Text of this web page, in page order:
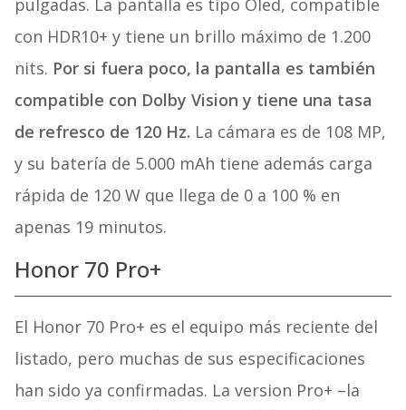
pulgadas. La pantalla es tipo Oled, compatible
con HDR10+ y tiene un brillo máximo de 1.200
nits. Por si fuera poco, la pantalla es también
compatible con Dolby Vision y tiene una tasa
de refresco de 120 Hz. La cámara es de 108 MP,
y su batería de 5.000 mAh tiene además carga
rápida de 120 W que llega de 0 a 100 % en
apenas 19 minutos.
Honor 70 Pro+
El Honor 70 Pro+ es el equipo más reciente del
listado, pero muchas de sus especificaciones
han sido ya confirmadas. La version Pro+ –la